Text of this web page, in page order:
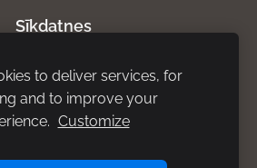
Sīkdatnes
politika
Atgriešanas
noteikumi Rekvizīti
to deliver services, for
and to improve your
Customize